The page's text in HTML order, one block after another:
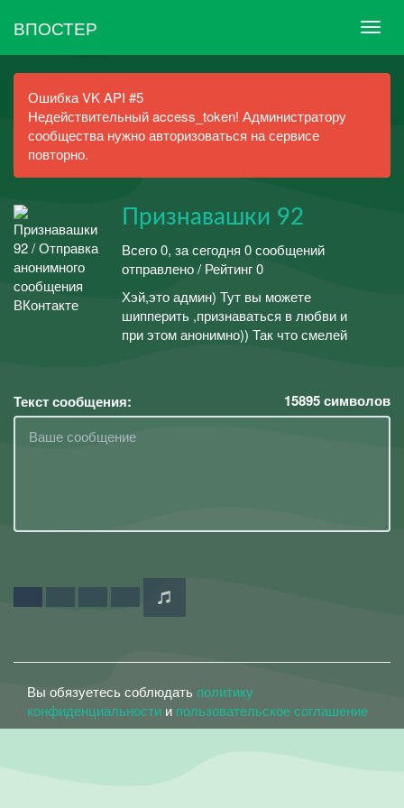
ВПОСТЕР
Ошибка VK API #5
Недействительный access_token! Администратору
сообщества нужно авторизоваться на сервисе
повторно.
Признавашки 92
Всего 0, за сегодня 0 сообщений
отправлено / Рейтинг 0
Хэй,это админ) Тут вы можете
шипперить ,признаваться в любви и
при этом анонимно)) Так что смелей
Текст сообщения: 15895символов
Вы обязуетесь соблюдать политику
конфиденциальности и пользовательское соглашение